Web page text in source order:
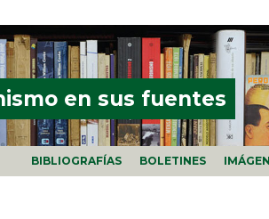
en sus fuentes
BIBLIOGRAFÍAS BOLETINES
AQUÍ